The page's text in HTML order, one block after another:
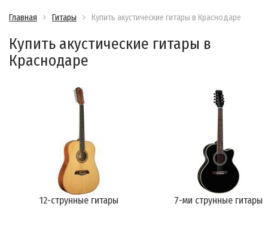
Главная Гитары Купить акустические гитары в Краснодаре
Купить акустические гитары в
Краснодаре
12-струнные гитары 7-ми струнные гитары